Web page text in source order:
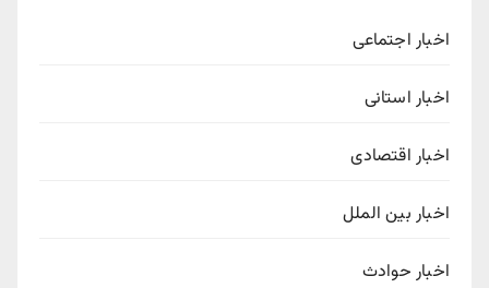
اخبار اجتماعی
اخبار استانی
اخبار اقتصادی
اخبار بین الملل
اخبار حوادث